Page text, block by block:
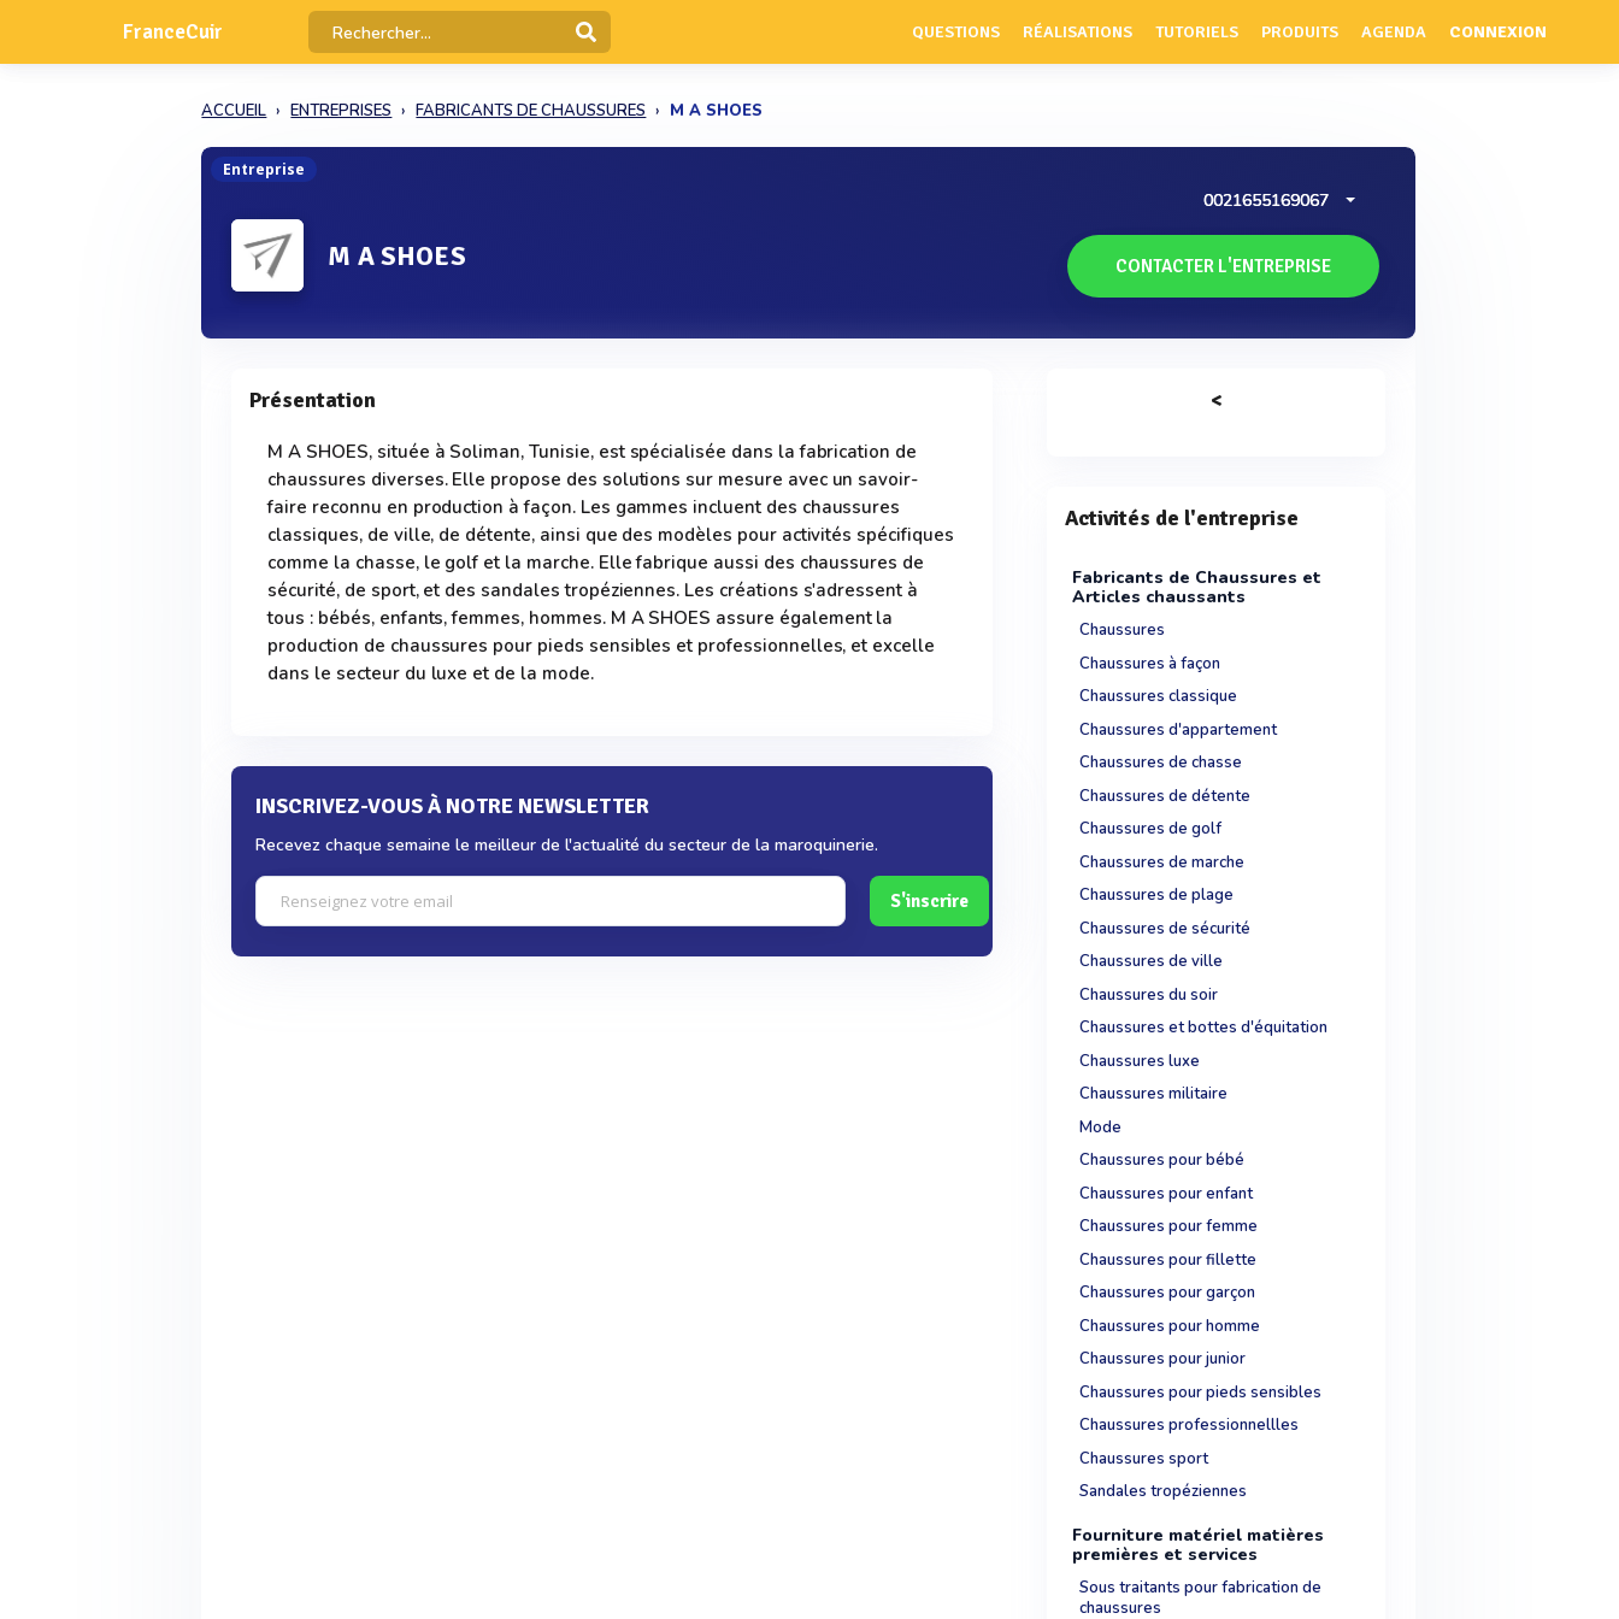
FranceCuir QUESTIONS RÉALISATIONS TUTORIELS PRODUITS AGENDA CONNEXION
ACCUEIL ENTREPRISES FABRICANTS DE CHAUSSURES M A SHOES
Entreprise
M A SHOES
0021655169067
CONTACTER L'ENTREPRISE
Présentation
M A SHOES, située à Soliman, Tunisie, est spécialisée dans la fabrication de
chaussures diverses. Elle propose des solutions sur mesure avec un savoir-
faire reconnu en production à façon. Les gammes incluent des chaussures
classiques, de ville, de détente, ainsi que des modèles pour activités spécifiques
comme la chasse, le golf et la marche. Elle fabrique aussi des chaussures de
sécurité, de sport, et des sandales tropéziennes. Les créations s'adressent à
tous : bébés, enfants, femmes, hommes. M A SHOES assure également la
production de chaussures pour pieds sensibles et professionnelles, et excelle
dans le secteur du luxe et de la mode.
INSCRIVEZ-VOUS À NOTRE NEWSLETTER
Recevez chaque semaine le meilleur de l'actualité du secteur de la maroquinerie.
S'inscrire
<
Activités de l'entreprise
Fabricants de Chaussures et
Articles chaussants
Chaussures
Chaussures à façon
Chaussures classique
Chaussures d'appartement
Chaussures de chasse
Chaussures de détente
Chaussures de golf
Chaussures de marche
Chaussures de plage
Chaussures de sécurité
Chaussures de ville
Chaussures du soir
Chaussures et bottes d'équitation
Chaussures luxe
Chaussures militaire
Mode
Chaussures pour bébé
Chaussures pour enfant
Chaussures pour femme
Chaussures pour fillette
Chaussures pour garçon
Chaussures pour homme
Chaussures pour junior
Chaussures pour pieds sensibles
Chaussures professionnellles
Chaussures sport
Sandales tropéziennes
Fourniture matériel matières
premières et services
Sous traitants pour fabrication de
chaussures